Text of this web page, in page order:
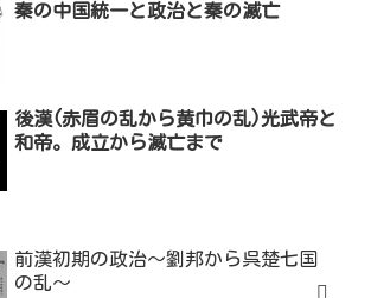
秦の中国統一と政治と秦の滅亡
後漢(赤眉の乱から黄巾の乱)光武帝と
和帝。成立から滅亡まで
前漢初期の政治～劉邦から呉楚七国
の乱～